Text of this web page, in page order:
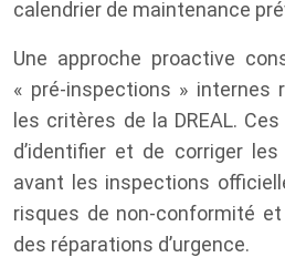
calendrier de maintenance
Une approche proactive
« pré-inspections » internes
les critères de la DREAL.
d’identifier et de corriger
avant les inspections
risques de non-conformité
des réparations d’urgence.